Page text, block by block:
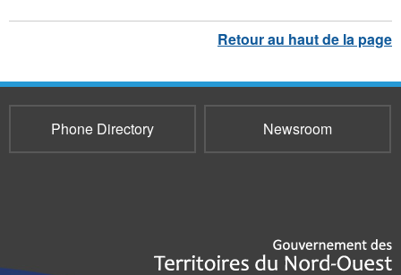
Phone Directory Newsroom